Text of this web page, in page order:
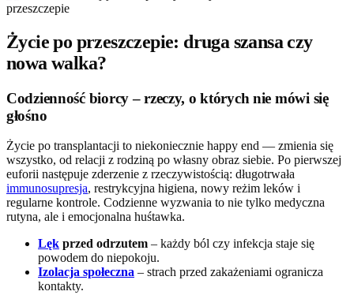
Życie po przeszczepie: druga szansa czy
nowa walka?
Codzienność biorcy – rzeczy, o których nie mówi się
głośno
Życie po transplantacji to niekoniecznie happy end — zmienia się
wszystko, od relacji z rodziną po własny obraz siebie. Po pierwszej
euforii następuje zderzenie z rzeczywistością: długotrwała
immunosupresja, restrykcyjna higiena, nowy reżim leków i
regularne kontrole. Codzienne wyzwania to nie tylko medyczna
rutyna, ale i emocjonalna huśtawka.
Lęk przed odrzutem – każdy ból czy infekcja staje się
powodem do niepokoju.
Izolacja społeczna – strach przed zakażeniami ogranicza
kontakty.